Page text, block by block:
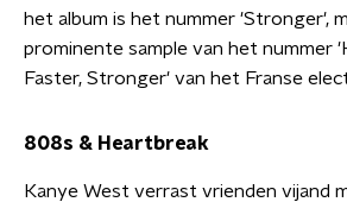
het album is het nummer 'Stronger',
prominente sample van het nummer
Faster, Stronger' van het Franse
808s & Heartbreak
Kanye West verrast vrienden vijand